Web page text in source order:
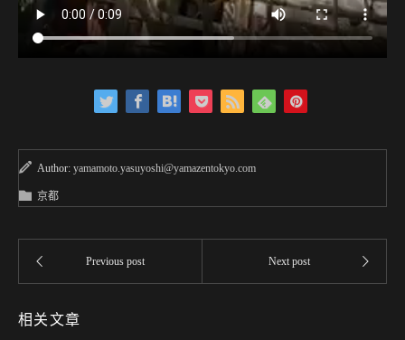
Author: yamamoto.yasuyoshi@yamazentokyo.com
京都
相关文章